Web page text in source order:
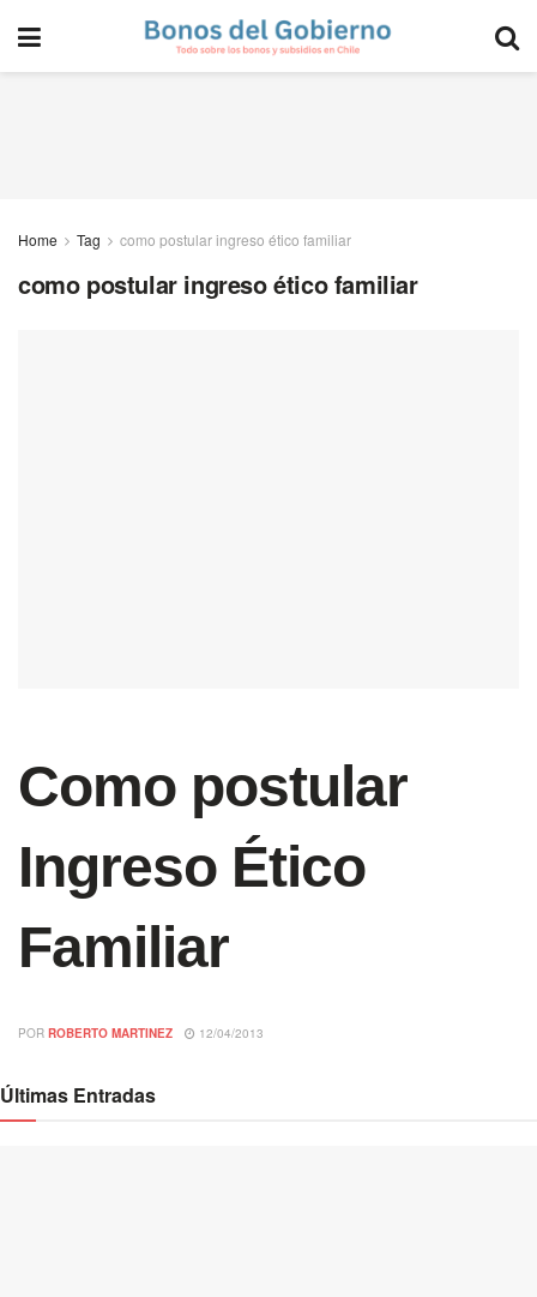
Home Tag como postular ingreso ético familiar
como postular ingreso ético familiar
Como postular
Ingreso Ético
Familiar
POR ROBERTO MARTINEZ 12/04/2013
Últimas Entradas